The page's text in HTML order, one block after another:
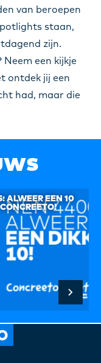
van beroepen
staan,
zijn.
een kijkje
ontdek jij een
had, maar die
ALWEER EEN 10